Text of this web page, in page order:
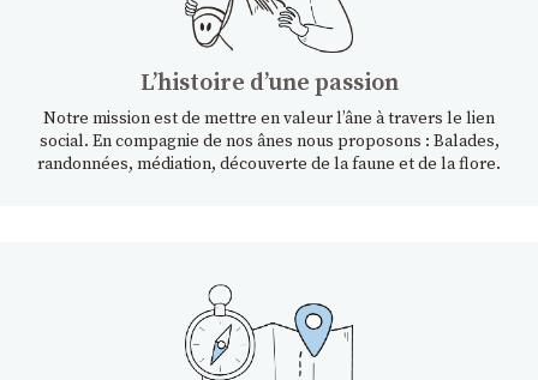
Lʼhistoire dʼune passion
Notre mission est de mettre en valeur l’âne à travers le lien
social. En compagnie de nos ânes nous proposons : Balades,
randonnées, médiation, découverte de la faune et de la flore.